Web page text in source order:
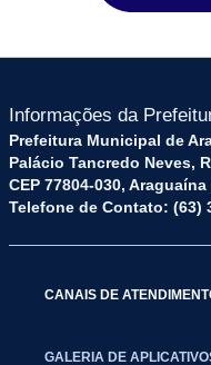
Informações da
Prefeitura Municipal de
Palácio Tancredo Neves,
CEP 77804-030,
Telefone de Contato: (63)
CANAIS DE
GALERIA DE